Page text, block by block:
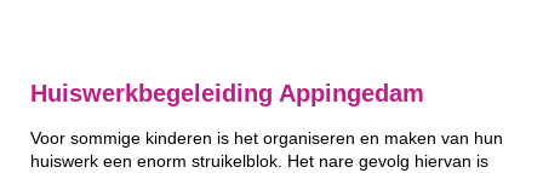
Huiswerkbegeleiding Appingedam
Voor sommige kinderen is het organiseren en maken van hun
huiswerk een enorm struikelblok. Het nare gevolg hiervan is